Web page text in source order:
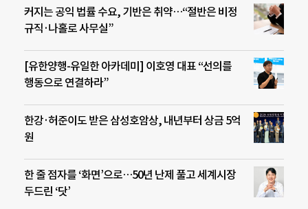
커지는 공익 법률 수요, 기반은 취약…“절반은 비정
규직·나홀로 사무실”
[유한양행-유일한 아카데미] 이호영 대표 “선의를
행동으로 연결하라”
한강·허준이도 받은 삼성호암상, 내년부터 상금 5억
원
한 줄 점자를 ‘화면’으로…50년 난제 풀고 세계시장
두드린 ‘닷’